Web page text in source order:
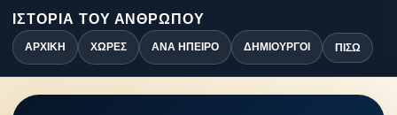
ΙΣΤΟΡΊΑ ΤΟΥ ΑΝΘΡΏΠΟΥ
ΑΡΧΙΚΉ ΧΏΡΕΣ ΑΝΆ ΉΠΕΙΡΟ ΔΗΜΙΟΥΡΓΟΊ ΠΊΣΩ